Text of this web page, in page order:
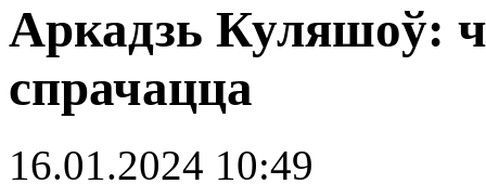
Аркадзь Куляшоў:
спрачацца
16.01.2024 10:49